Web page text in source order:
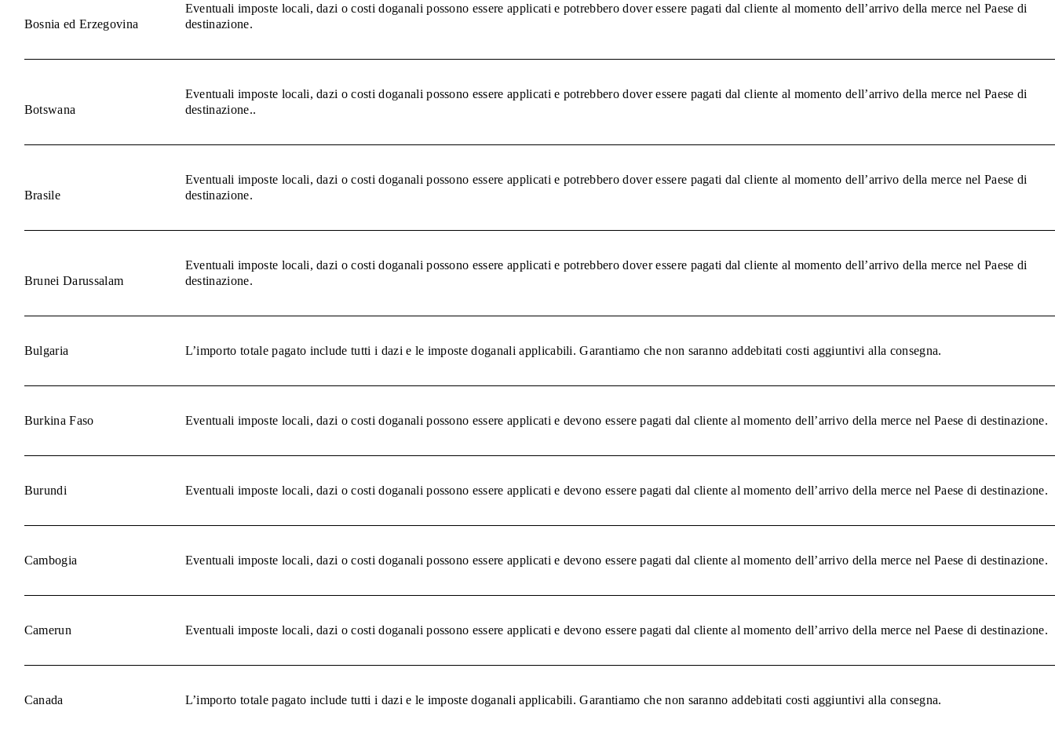
Bosnia ed Erzegovina
Eventuali imposte locali, dazi o costi doganali possono essere applicati e potrebbero dover essere pagati dal cliente al momento dell’arrivo della merce nel Paese di
destinazione.
Botswana
Eventuali imposte locali, dazi o costi doganali possono essere applicati e potrebbero dover essere pagati dal cliente al momento dell’arrivo della merce nel Paese di
destinazione..
Brasile
Eventuali imposte locali, dazi o costi doganali possono essere applicati e potrebbero dover essere pagati dal cliente al momento dell’arrivo della merce nel Paese di
destinazione.
Brunei Darussalam
Eventuali imposte locali, dazi o costi doganali possono essere applicati e potrebbero dover essere pagati dal cliente al momento dell’arrivo della merce nel Paese di
destinazione.
Bulgaria L’importo totale pagato include tutti i dazi e le imposte doganali applicabili. Garantiamo che non saranno addebitati costi aggiuntivi alla consegna.
Burkina Faso Eventuali imposte locali, dazi o costi doganali possono essere applicati e devono essere pagati dal cliente al momento dell’arrivo della merce nel Paese di destinazione.
Burundi Eventuali imposte locali, dazi o costi doganali possono essere applicati e devono essere pagati dal cliente al momento dell’arrivo della merce nel Paese di destinazione.
Cambogia Eventuali imposte locali, dazi o costi doganali possono essere applicati e devono essere pagati dal cliente al momento dell’arrivo della merce nel Paese di destinazione.
Camerun Eventuali imposte locali, dazi o costi doganali possono essere applicati e devono essere pagati dal cliente al momento dell’arrivo della merce nel Paese di destinazione.
Canada L’importo totale pagato include tutti i dazi e le imposte doganali applicabili. Garantiamo che non saranno addebitati costi aggiuntivi alla consegna.